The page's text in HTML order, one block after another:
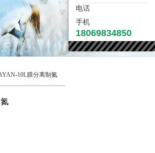
10L膜分离制氮
电话
手机
18069834850